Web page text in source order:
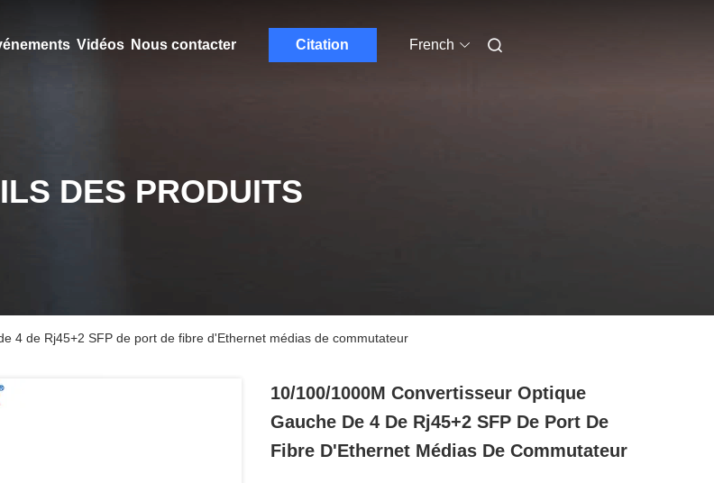
Vidéos Nous contacter Citation French
DES PRODUITS
4 de Rj45+2 SFP de port de fibre d'Ethernet médias de commutateur
10/100/1000M Convertisseur Optique
Gauche De 4 De Rj45+2 SFP De Port De
Fibre D'Ethernet Médias De Commutateur